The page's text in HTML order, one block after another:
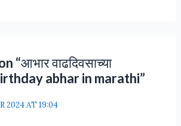
“आभार वाढदिवसाच्या
abhar in marathi”
2024 AT 19:04